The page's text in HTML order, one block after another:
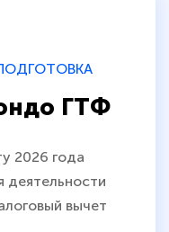
ГТФ
2026 года
деятельности
вычет